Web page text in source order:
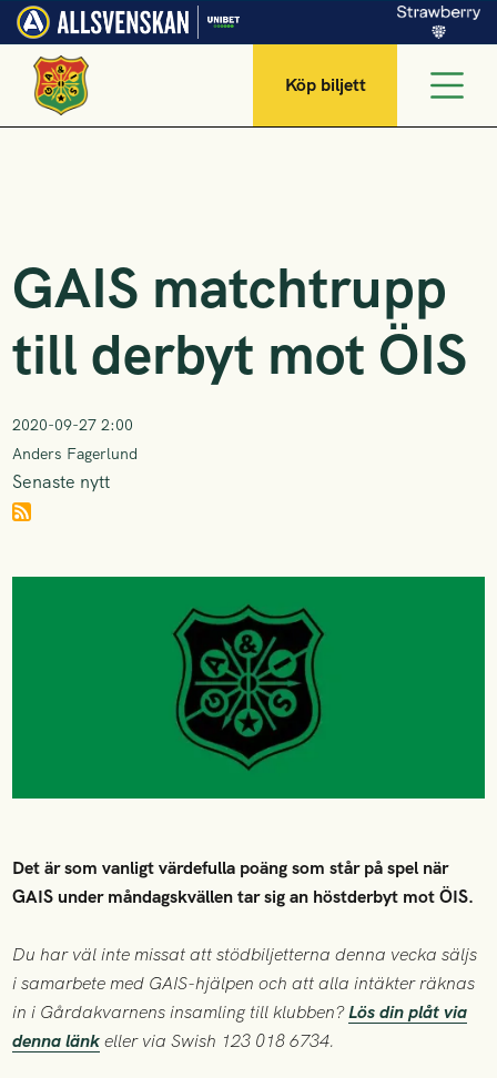
Köp biljett
GAIS matchtrupp
till derbyt mot ÖIS
2020-09-27 2:00
Anders Fagerlund
Senaste nytt
Det är som vanligt värdefulla poäng som står på spel när
GAIS under måndagskvällen tar sig an höstderbyt mot ÖIS.
Du har väl inte missat att stödbiljetterna denna vecka säljs
i samarbete med GAIS-hjälpen och att alla intäkter räknas
in i Gårdakvarnens insamling till klubben?Lös din plåt via
denna länkeller via Swish 123 018 6734.